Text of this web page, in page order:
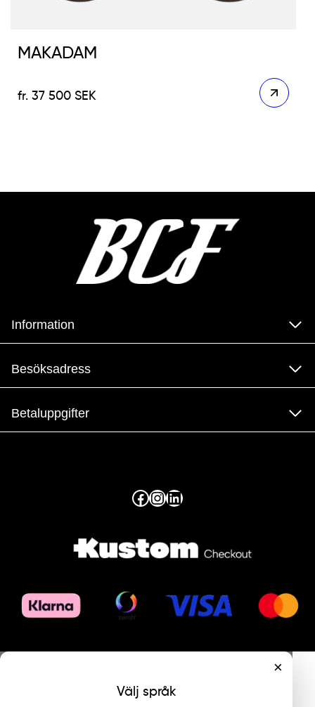
MAKADAM
37 500SEK
Information
Besöksadress
Betaluppgifter
Facebook
Instagram
LinkedIn
×
Välj språk